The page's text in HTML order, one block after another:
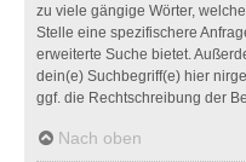
zu viele gängige Wörter,
Stelle eine spezifischere
erweiterte Suche bietet.
dein(e) Suchbegriff(e) hier
ggf. die Rechtschreibung der
Nach oben